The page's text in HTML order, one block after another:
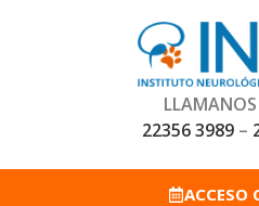
22356 3989–
ACCESO